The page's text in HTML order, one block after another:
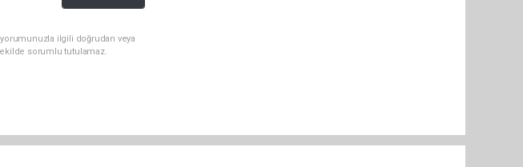
ilgili doğrudan veya
sorumlu tutulamaz.